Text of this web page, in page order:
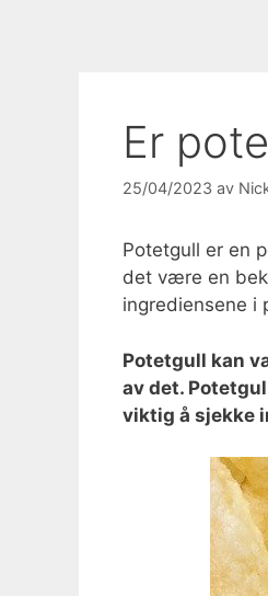
Er
25/04/2023 av
Potetgull er en
det være en
ingrediensene i
Potetgull kan
av det.
viktig å sjekke